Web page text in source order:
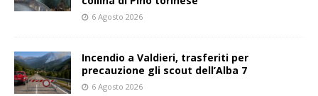
6 Agosto 2026
Incendio a Valdieri, trasferiti per
precauzione gli scout dell’Alba 7
6 Agosto 2026